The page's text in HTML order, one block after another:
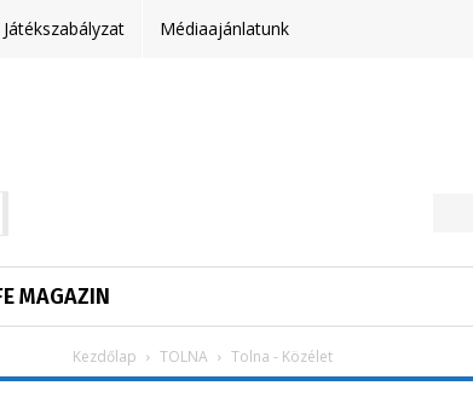
Játékszabályzat Médiaajánlatunk
MAGAZIN
Kezdőlap TOLNA Tolna - Közélet